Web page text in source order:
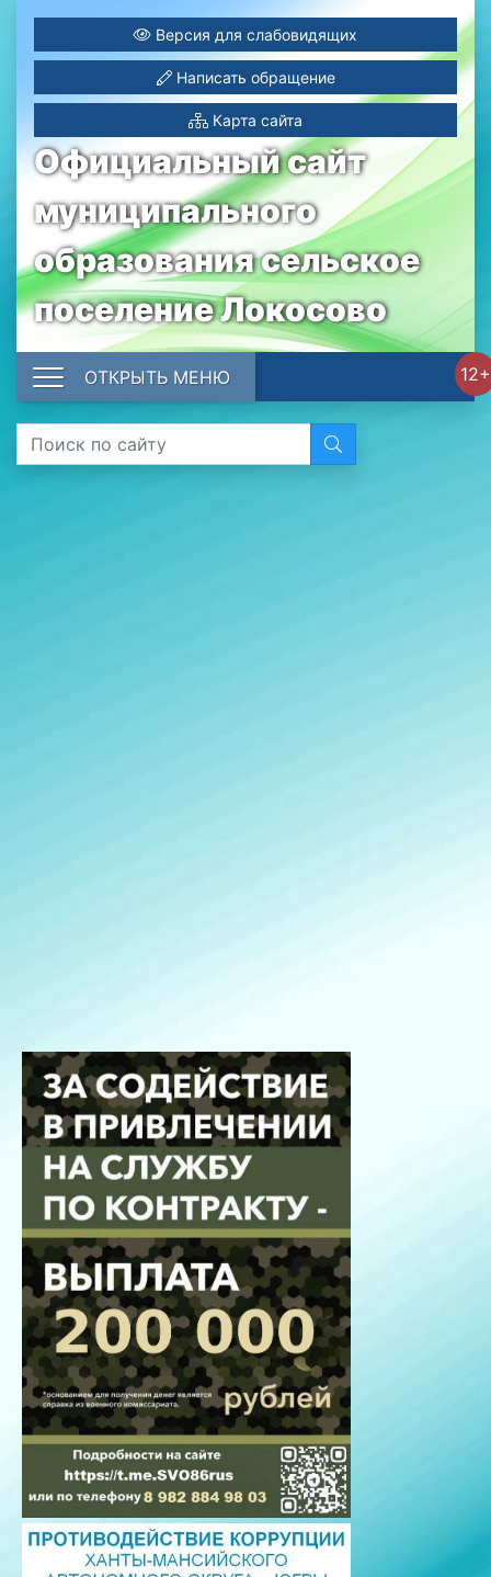
Официальный сайт
муниципального
образования сельское
поселение Локосово
Версия для слабовидящих
Написать обращение
Карта сайта
12+
ОТКРЫТЬ МЕНЮ